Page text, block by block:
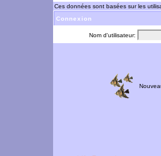
Ces données sont basées sur les
Connexion
Nom d'utilisateur: